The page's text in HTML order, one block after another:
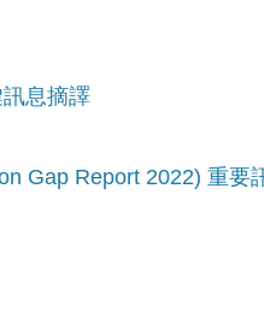
息摘譯
Gap Report 2022) 重要